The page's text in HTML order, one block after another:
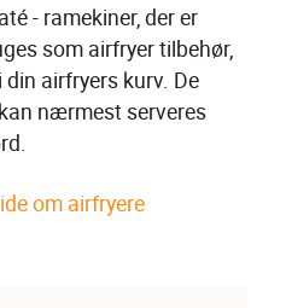
- ramekiner, der er
som airfryer tilbehør,
airfryers kurv. De
nærmest serveres
om airfryere